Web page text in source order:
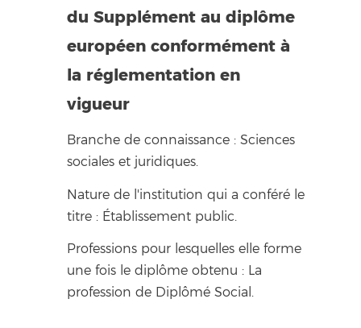
du Supplément au diplôme
européen conformément à
la réglementation en
vigueur
Branche de connaissance : Sciences
sociales et juridiques.
Nature de l'institution qui a conféré le
titre : Établissement public.
Professions pour lesquelles elle forme
une fois le diplôme obtenu : La
profession de Diplômé Social.